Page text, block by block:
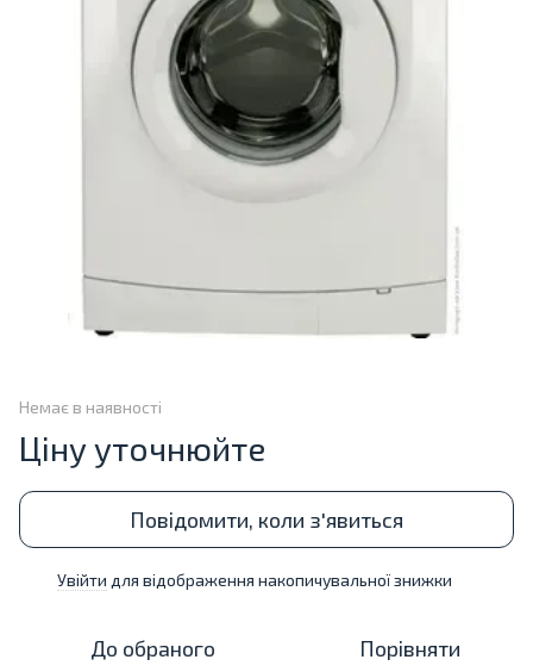
Немає в наявності
Ціну уточнюйте
Повідомити, коли з'явиться
Увійти для відображення накопичувальної знижки
До обраного Порівняти